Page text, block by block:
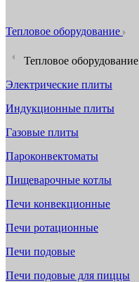
Тепловое оборудование
Тепловое оборудование
Электрические плиты
Индукционные плиты
Газовые плиты
Пароконвектоматы
Пищеварочные котлы
Печи конвекционные
Печи ротационные
Печи подовые
Печи подовые для пиццы